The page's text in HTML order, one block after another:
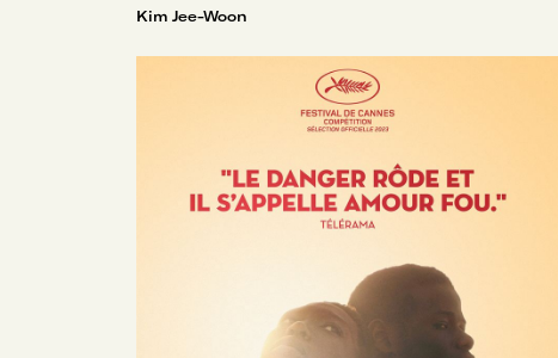
Kim Jee-Woon